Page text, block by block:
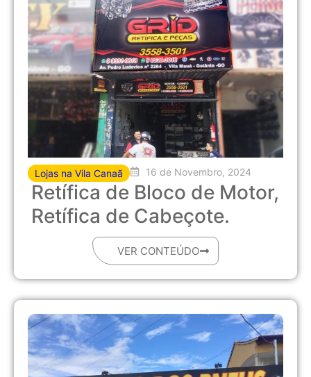
Lojas na Vila Canaã 16 de Novembro, 2024
Retífica de Bloco de Motor,
Retífica de Cabeçote.
VER CONTEÚDO